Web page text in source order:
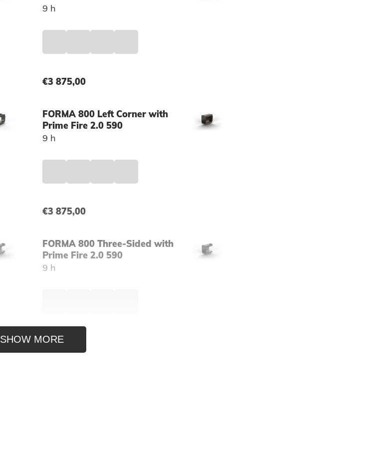
9 h
€3 875,00
FORMA 800 Left Corner with
Prime Fire 2.0 590
9 h
€3 875,00
FORMA 800 Three-Sided with
Prime Fire 2.0 590
9 h
€3 875,00
SHOW MORE